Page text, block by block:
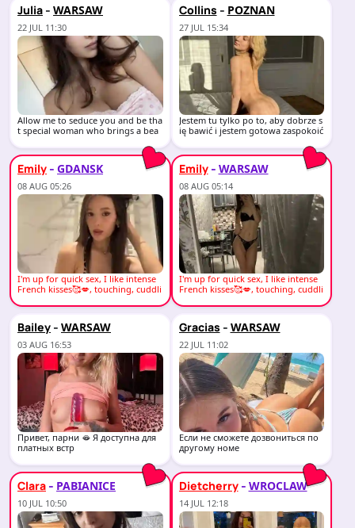
Julia - WARSAW
22 JUL 11:30
Allow me to seduce you and be tha
t special woman who brings a bea
utiful crazines
Collins - POZNAN
27 JUL 15:34
Jestem tu tylko po to, aby dobrze s
ię bawić i jestem gotowa zaspokoić
wszystk
Emily - GDANSK
08 AUG 05:26
I'm up for quick sex, I like intense
French kisses🥰💋, touching, cuddli
Emily- WARSAW
08 AUG 05:14
I'm up for quick sex, I like intense
French kisses🥰💋, touching, cuddli
Bailey - WARSAW
03 AUG 16:53
Привет, парни 🫦 Я доступна для
платных встр
Gracias - WARSAW
22 JUL 11:02
Если не сможете дозвониться по
другому номе
Clara - PABIANICE
10 JUL 10:50
Dietcherry- WROCLAW
14 JUL 12:18